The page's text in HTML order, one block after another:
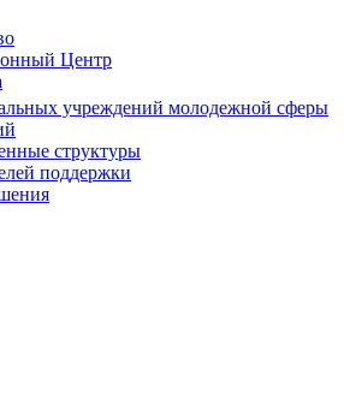
Центр
учреждений молодежной сферы
структуры
поддержки